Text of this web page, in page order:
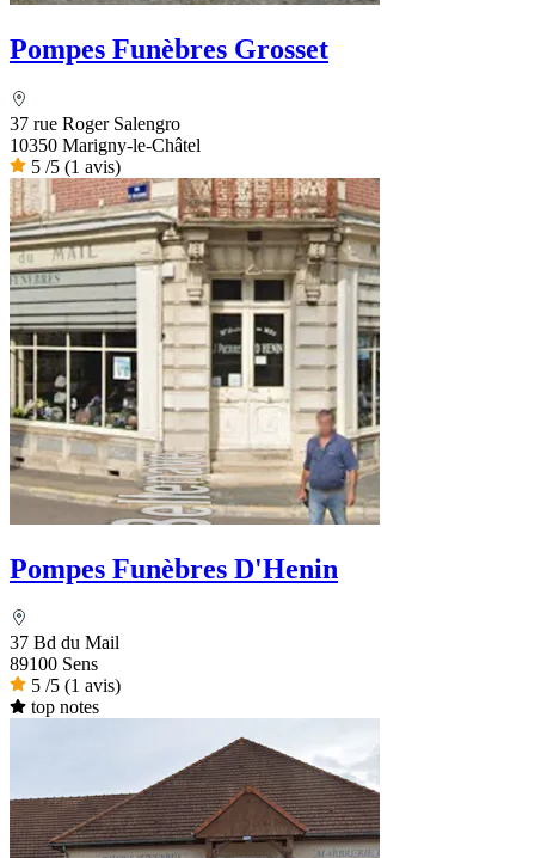
Pompes Funèbres Grosset
37 rue Roger Salengro
10350 Marigny-le-Châtel
5 /5 (1 avis)
Pompes Funèbres D'Henin
37 Bd du Mail
89100 Sens
5 /5 (1 avis)
top notes